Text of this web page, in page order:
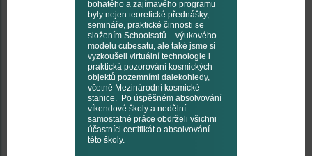
bohatého a zajímavého programu
byly nejen teoretické přednášky,
semináře, praktické činnosti se
složením Schoolsatů – výukového
modelu cubesatu, ale také jsme si
vyzkoušeli virtuální technologie i
praktická pozorování kosmických
objektů pozemními dalekohledy,
včetně Mezinárodní kosmické
stanice. Po úspěšném absolvování
víkendové školy a nedělní
samostatné práce obdrželi všichni
účastníci certifikát o absolvování
této školy.